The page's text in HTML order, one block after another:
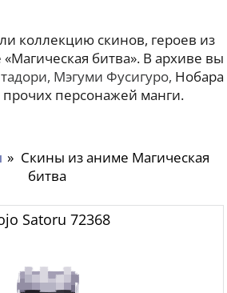
коллекцию скинов, героев из
битва». В архиве вы
Мэгуми Фусигуро, Нобара
прочих персонажей манги.
» Скины из аниме Магическая
битва
Satoru 72368